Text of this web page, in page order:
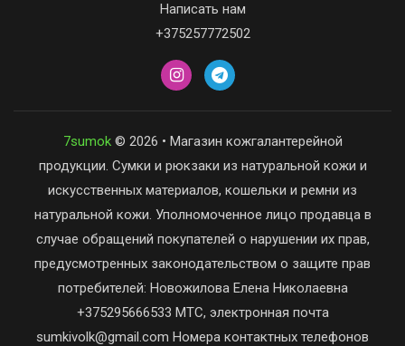
Написать нам
+375257772502
7sumok© 2026 • Магазин кожгалантерейной
продукции. Сумки и рюкзаки из натуральной кожи и
искусственных материалов, кошельки и ремни из
натуральной кожи. Уполномоченное лицо продавца в
случае обращений покупателей о нарушении их прав,
предусмотренных законодательством о защите прав
потребителей: Новожилова Елена Николаевна
+375295666533 МТС, электронная почта
sumkivolk@gmail.com Номера контактных телефонов